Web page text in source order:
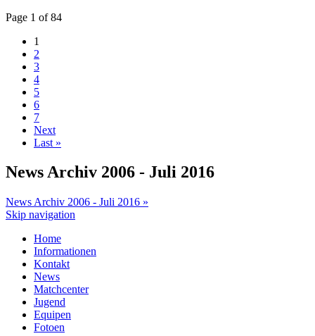
Page 1 of 84
1
2
3
4
5
6
7
Next
Last »
News Archiv 2006 - Juli 2016
News Archiv 2006 - Juli 2016 »
Skip navigation
Home
Informationen
Kontakt
News
Matchcenter
Jugend
Equipen
Fotoen